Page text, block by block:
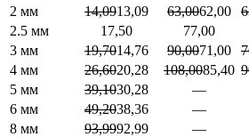
2 мм
14,0913,09 63,0062,00
2.5 мм
17,50 77,00
3 мм
19,7014,76 90,0071,00
4 мм
26,6020,28 108,0085,40
5 мм
39,1030,28 —
6 мм
49,2038,36 —
8 мм
93,9992,99 —